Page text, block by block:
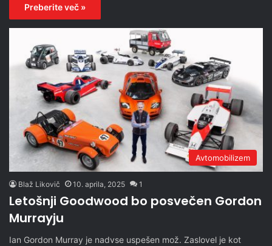
Preberite več »
Avtomobilizem
Blaž Likovič 10. aprila, 2025 1
Letošnji Goodwood bo posvečen Gordon
Murrayju
Ian Gordon Murray je nadvse uspešen mož. Zaslovel je kot